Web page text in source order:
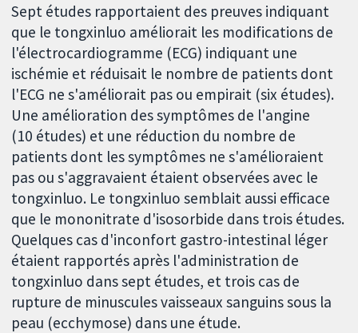
Sept études rapportaient des preuves indiquant
que le tongxinluo améliorait les modifications de
l'électrocardiogramme (ECG) indiquant une
ischémie et réduisait le nombre de patients dont
l'ECG ne s'améliorait pas ou empirait (six études).
Une amélioration des symptômes de l'angine
(10 études) et une réduction du nombre de
patients dont les symptômes ne s'amélioraient
pas ou s'aggravaient étaient observées avec le
tongxinluo. Le tongxinluo semblait aussi efficace
que le mononitrate d'isosorbide dans trois études.
Quelques cas d'inconfort gastro-intestinal léger
étaient rapportés après l'administration de
tongxinluo dans sept études, et trois cas de
rupture de minuscules vaisseaux sanguins sous la
peau (ecchymose) dans une étude.